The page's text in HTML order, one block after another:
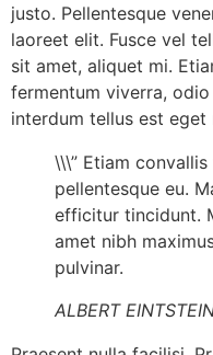
justo. Pellentesque
laoreet elit. Fusce vel
sit amet, aliquet mi.
fermentum viverra,
interdum tellus est eget
\\\” Etiam
pellentesque eu.
efficitur tincidunt.
amet nibh
pulvinar.
ALBERT